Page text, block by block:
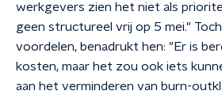
werkgevers zien het niet als
geen structureel vrij op 5 mei."
voordelen, benadrukt hen: "Er is
kosten, maar het zou ook iets
aan het verminderen van burn-